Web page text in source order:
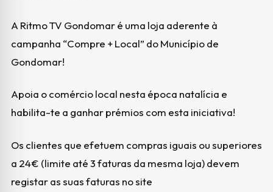
A Ritmo TV Gondomar é uma loja aderente à
campanha “Compre + Local” do Município de
Gondomar!
Apoia o comércio local nesta época natalícia e
habilita-te a ganhar prémios com esta iniciativa!
Os clientes que efetuem compras iguais ou superiores
a 24€ (limite até 3 faturas da mesma loja) devem
registar as suas faturas no site